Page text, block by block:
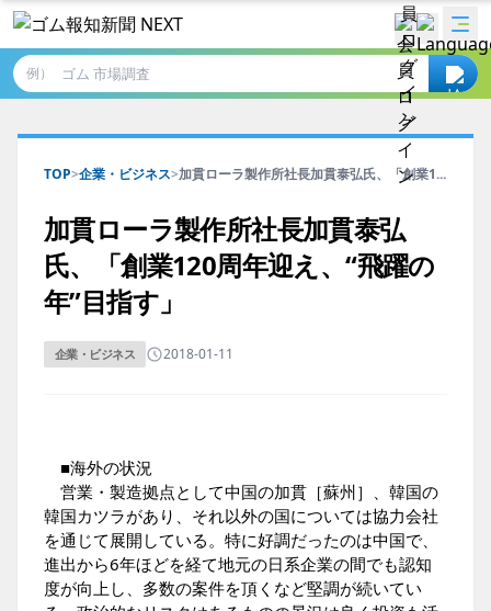
例）
TOP>企業・ビジネス>加貫ローラ製作所社長加貫泰弘氏、「創業1...
加貫ローラ製作所社長加貫泰弘
氏、「創業120周年迎え、“飛躍の
年”目指す」
企業・ビジネス 2018-01-11
■海外の状況
営業・製造拠点として中国の加貫［蘇州］、韓国の
韓国カツラがあり、それ以外の国については協力会社
を通じて展開している。特に好調だったのは中国で、
進出から6年ほどを経て地元の日系企業の間でも認知
度が向上し、多数の案件を頂くなど堅調が続いてい